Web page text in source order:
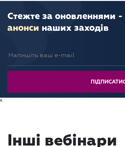
Стежте за оновленнями -
анонси наших заходів
к
Інші вебінари